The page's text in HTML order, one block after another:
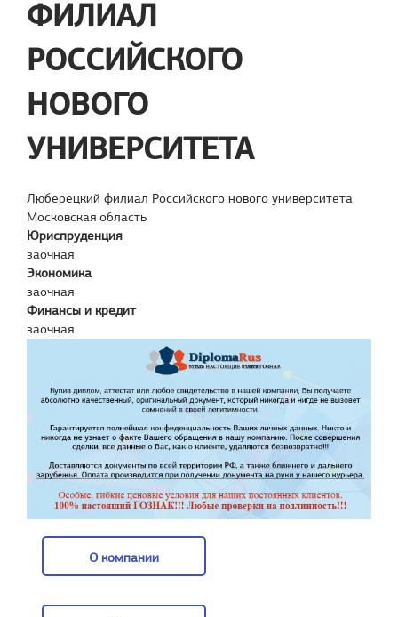
ФИЛИАЛ
РОССИЙСКОГО
НОВОГО
УНИВЕРСИТЕТА
Люберецкий филиал Российского нового университета
Московская область
Юриспруденция
заочная
Экономика
заочная
Финансы и кредит
заочная
О компании